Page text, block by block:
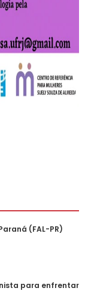
(FAL-PR)
para enfrentar